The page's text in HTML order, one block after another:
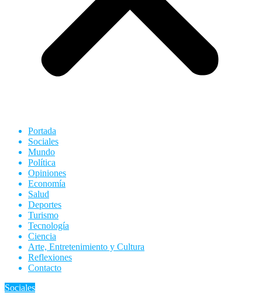
Portada
Sociales
Mundo
Política
Opiniones
Economía
Salud
Deportes
Turismo
Tecnología
Ciencia
Arte, Entretenimiento y Cultura
Reflexiones
Contacto
Sociales